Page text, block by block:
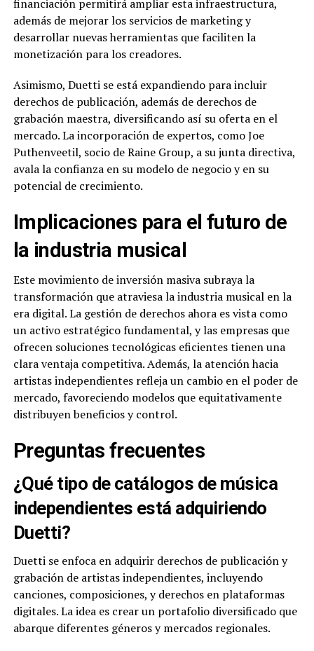
financiación permitirá ampliar esta infraestructura,
además de mejorar los servicios de marketing y
desarrollar nuevas herramientas que faciliten la
monetización para los creadores.
Asimismo, Duetti se está expandiendo para incluir
derechos de publicación, además de derechos de
grabación maestra, diversificando así su oferta en el
mercado. La incorporación de expertos, como Joe
Puthenveetil, socio de Raine Group, a su junta directiva,
avala la confianza en su modelo de negocio y en su
potencial de crecimiento.
Implicaciones para el futuro de
la industria musical
Este movimiento de inversión masiva subraya la
transformación que atraviesa la industria musical en la
era digital. La gestión de derechos ahora es vista como
un activo estratégico fundamental, y las empresas que
ofrecen soluciones tecnológicas eficientes tienen una
clara ventaja competitiva. Además, la atención hacia
artistas independientes refleja un cambio en el poder de
mercado, favoreciendo modelos que equitativamente
distribuyen beneficios y control.
Preguntas frecuentes
¿Qué tipo de catálogos de música
independientes está adquiriendo
Duetti?
Duetti se enfoca en adquirir derechos de publicación y
grabación de artistas independientes, incluyendo
canciones, composiciones, y derechos en plataformas
digitales. La idea es crear un portafolio diversificado que
abarque diferentes géneros y mercados regionales.